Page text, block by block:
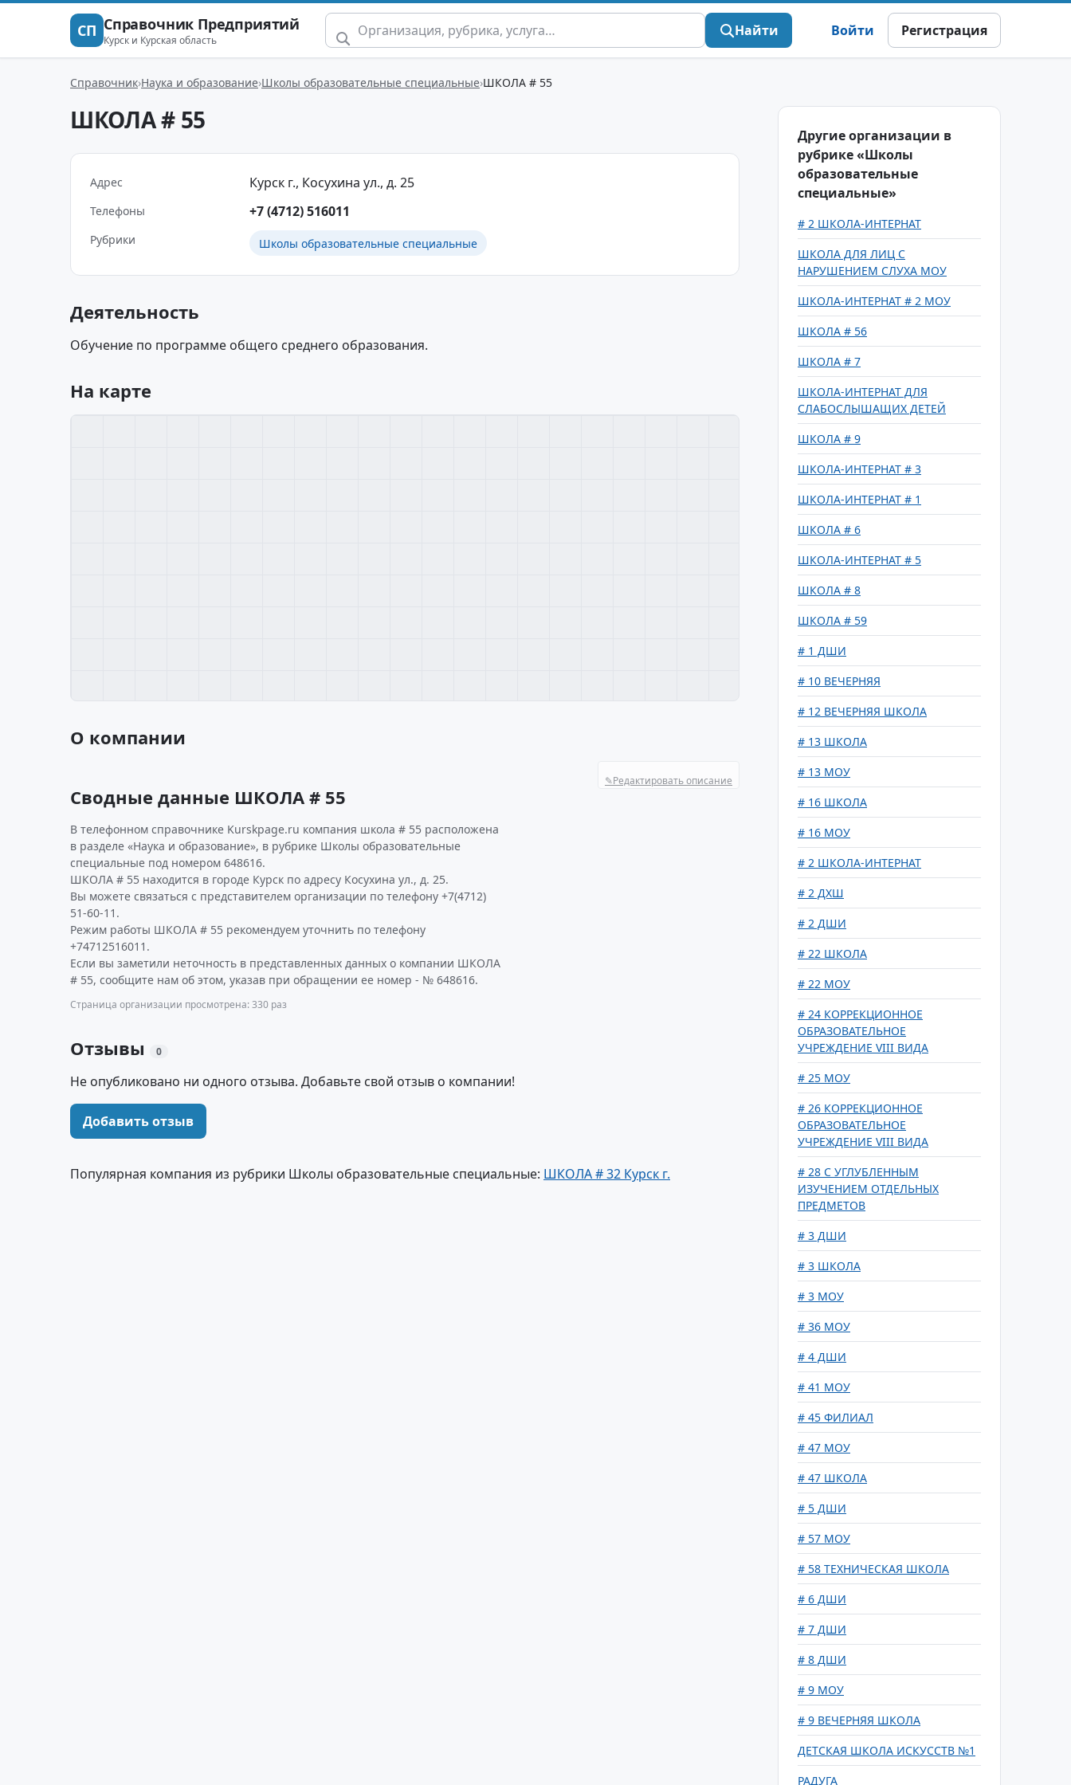
СП Справочник Предприятий
Курск и Курская область
Найти Войти Регистрация
Справочник Наука и образование Школы образовательные специальные ШКОЛА # 55
ШКОЛА # 55
Адрес Курск г., Косухина ул., д. 25
Телефоны +7 (4712) 516011
Рубрики Школы образовательные специальные
Деятельность
Обучение по программе общего среднего образования.
На карте
О компании
✎Редактировать описание
Сводные данные ШКОЛА # 55
В телефонном справочнике Kurskpage.ru компания школа # 55 расположена
в разделе «Наука и образование», в рубрике Школы образовательные
специальные под номером 648616.
ШКОЛА # 55 находится в городе Курск по адресу Косухина ул., д. 25.
Вы можете связаться с представителем организации по телефону +7(4712)
51-60-11.
Режим работы ШКОЛА # 55 рекомендуем уточнить по телефону
+74712516011.
Если вы заметили неточность в представленных данных о компании ШКОЛА
# 55, сообщите нам об этом, указав при обращении ее номер - № 648616.
Страница организации просмотрена: 330 раз
Отзывы 0
Не опубликовано ни одного отзыва. Добавьте свой отзыв о компании!
Добавить отзыв
Популярная компания из рубрики Школы образовательные специальные: ШКОЛА # 32 Курск г.
Другие организации в
рубрике «Школы
образовательные
специальные»
# 2 ШКОЛА-ИНТЕРНАТ
ШКОЛА ДЛЯ ЛИЦ С
НАРУШЕНИЕМ СЛУХА МОУ
ШКОЛА-ИНТЕРНАТ # 2 МОУ
ШКОЛА # 56
ШКОЛА # 7
ШКОЛА-ИНТЕРНАТ ДЛЯ
СЛАБОСЛЫШАЩИХ ДЕТЕЙ
ШКОЛА # 9
ШКОЛА-ИНТЕРНАТ # 3
ШКОЛА-ИНТЕРНАТ # 1
ШКОЛА # 6
ШКОЛА-ИНТЕРНАТ # 5
ШКОЛА # 8
ШКОЛА # 59
# 1 ДШИ
# 10 ВЕЧЕРНЯЯ
# 12 ВЕЧЕРНЯЯ ШКОЛА
# 13 ШКОЛА
# 13 МОУ
# 16 ШКОЛА
# 16 МОУ
# 2 ШКОЛА-ИНТЕРНАТ
# 2 ДХШ
# 2 ДШИ
# 22 ШКОЛА
# 22 МОУ
# 24 КОРРЕКЦИОННОЕ
ОБРАЗОВАТЕЛЬНОЕ
УЧРЕЖДЕНИЕ VIII ВИДА
# 25 МОУ
# 26 КОРРЕКЦИОННОЕ
ОБРАЗОВАТЕЛЬНОЕ
УЧРЕЖДЕНИЕ VIII ВИДА
# 28 С УГЛУБЛЕННЫМ
ИЗУЧЕНИЕМ ОТДЕЛЬНЫХ
ПРЕДМЕТОВ
# 3 ДШИ
# 3 ШКОЛА
# 3 МОУ
# 36 МОУ
# 4 ДШИ
# 41 МОУ
# 45 ФИЛИАЛ
# 47 МОУ
# 47 ШКОЛА
# 5 ДШИ
# 57 МОУ
# 58 ТЕХНИЧЕСКАЯ ШКОЛА
# 6 ДШИ
# 7 ДШИ
# 8 ДШИ
# 9 МОУ
# 9 ВЕЧЕРНЯЯ ШКОЛА
ДЕТСКАЯ ШКОЛА ИСКУССТВ №1
РАДУГА